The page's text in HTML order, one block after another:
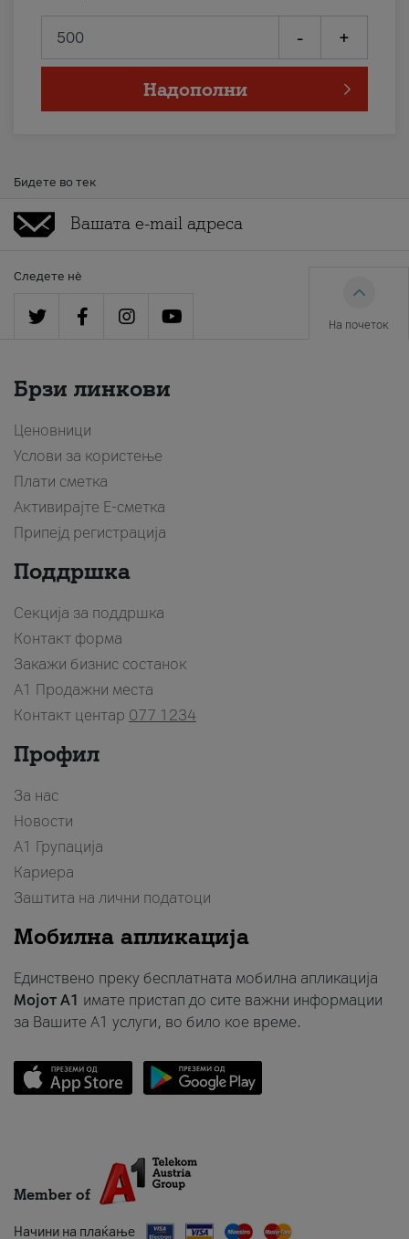
- +
Надополни
Бидете во тек
Следете нè
На почеток
Брзи линкови
Ценовници
Услови за користење
Плати сметка
Активирајте Е-сметка
Припејд регистрација
Поддршка
Секција за поддршка
Контакт форма
Закажи бизнис состанок
A1 Продажни места
Контакт центар 077 1234
Профил
За нас
Новости
А1 Групација
Кариера
Заштита на лични податоци
Мобилна апликација
Единствено преку бесплатната мобилна апликација
Мојот A1 имате пристап до сите важни информации
за Вашите A1 услуги, во било кое време.
Member of
Начини на плаќање